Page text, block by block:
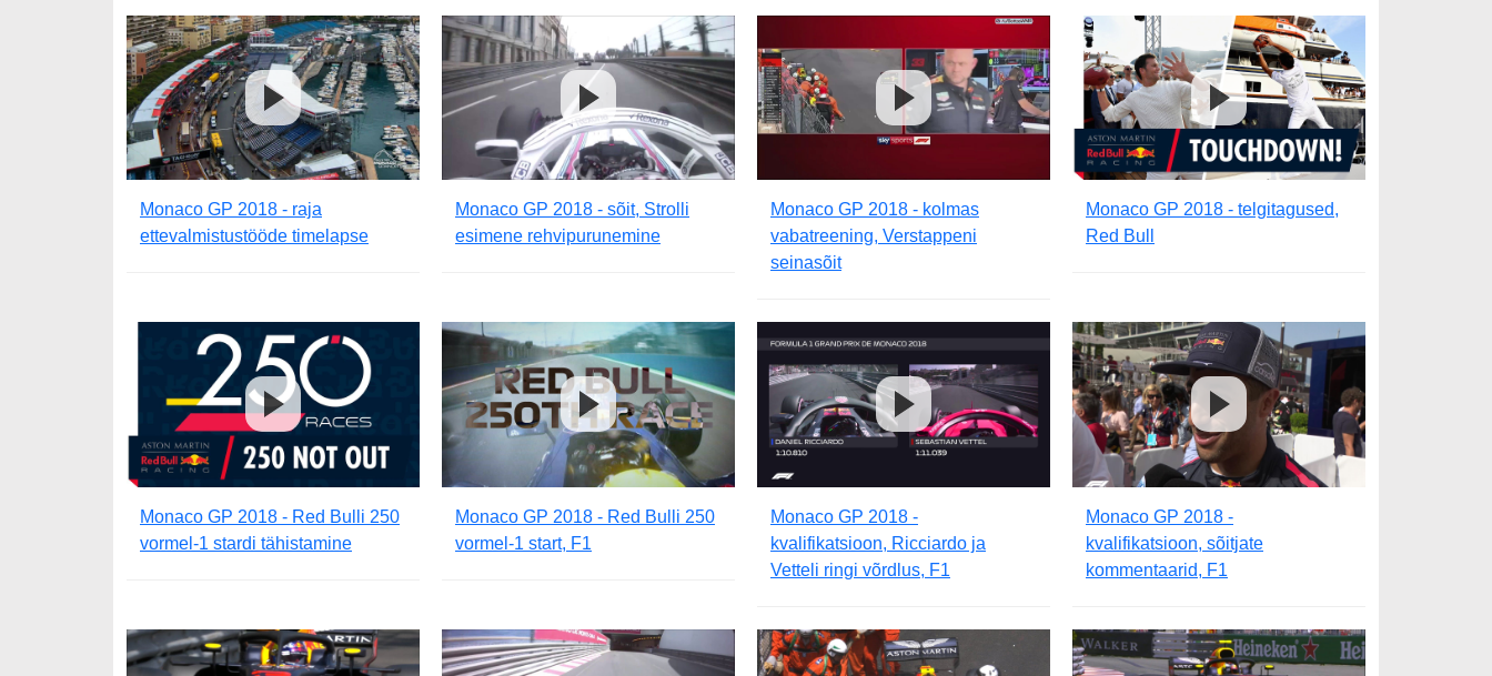
Monaco GP 2018 - raja
ettevalmistustööde timelapse
Monaco GP 2018 - sõit, Strolli
esimene rehvipurunemine
Monaco GP 2018 - kolmas
vabatreening, Verstappeni
seinasõit
Monaco GP 2018 - telgitagused,
Red Bull
Monaco GP 2018 - Red Bulli 250
vormel-1 stardi tähistamine
Monaco GP 2018 - Red Bulli 250
vormel-1 start, F1
Monaco GP 2018 -
kvalifikatsioon, Ricciardo ja
Vetteli ringi võrdlus, F1
Monaco GP 2018 -
kvalifikatsioon, sõitjate
kommentaarid, F1